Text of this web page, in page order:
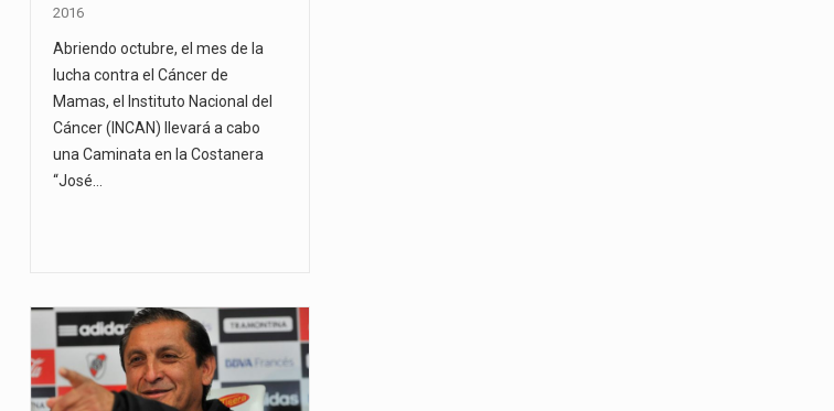
2016
Abriendo octubre, el mes de la
lucha contra el Cáncer de
Mamas, el Instituto Nacional del
Cáncer (INCAN) llevará a cabo
una Caminata en la Costanera
“José…